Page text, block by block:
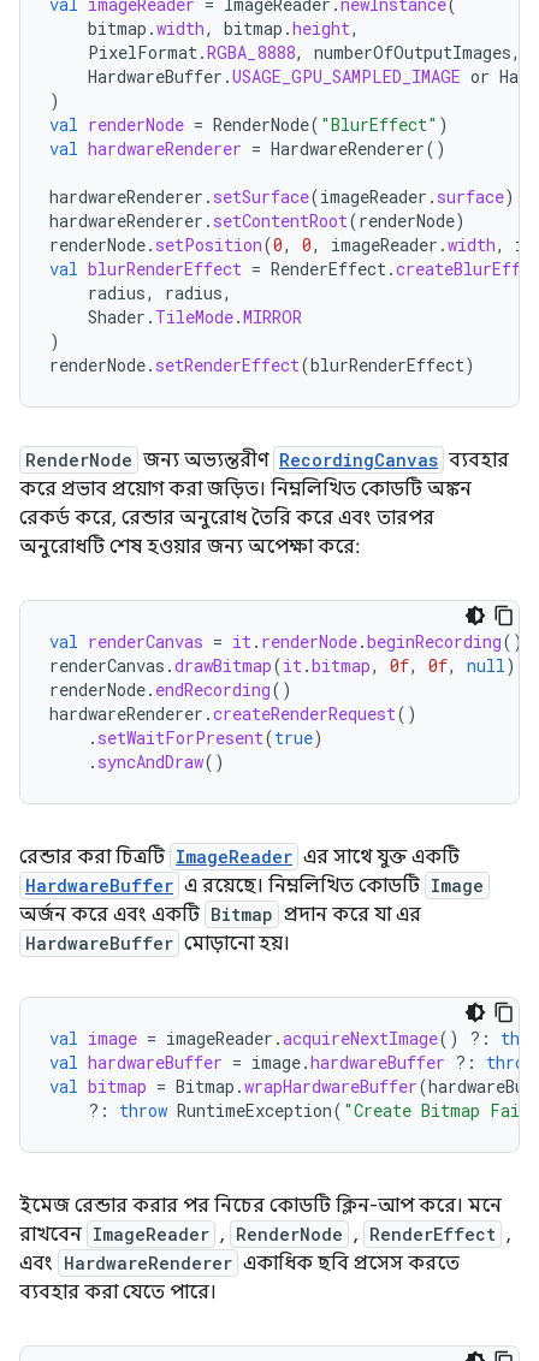
bitmap .width, bitmap .height,
PixelFormat.RGBA_8888, numberOfOutputImages,
HardwareBuffer .USAGE_GPU_SAMPLED_IMAGE or
)
val renderNode = RenderNode( "BlurEffect" )
val hardwareRenderer = HardwareRenderer()
hardwareRenderer . setSurface(imageReader . surface)
hardwareRenderer . setContentRoot(renderNode)
renderNode. setPosition(0, 0, imageReader .width,
val blurRenderEffect = RenderEffect.
radius, radius,
Shader . TileMode.MIRROR
)
renderNode. setRenderEffect(blurRenderEffect)
RenderNode জন্য অভ্যন্তরীণ RecordingCanvas ব্যবহার
করে প্রভাব প্রয়োগ করা জড়িত। নিম্নলিখিত কোডটি অঙ্কন
রেকর্ড করে, রেন্ডার অনুরোধ তৈরি করে এবং তারপর
অনুরোধটি শেষ হওয়ার জন্য অপেক্ষা করে:
val renderCanvas = it. renderNode.beginRecording()
renderCanvas .drawBitmap(it.bitmap, 0f, 0f, null)
renderNode. endRecording()
hardwareRenderer .createRenderRequest()
. setWaitForPresent(true)
. syncAndDraw()
রেন্ডার করা চিত্রটি ImageReader এর সাথে যুক্ত একটি
HardwareBuffer এ রয়েছে। নিম্নলিখিত কোডটি Image
অর্জন করে এবং একটি Bitmap প্রদান করে যা এর
HardwareBuffer মোড়ানো হয়।
val image = imageReader .acquireNextImage() ?:
val hardwareBuffer = image.hardwareBuffer ?:
throw
val bitmap = Bitmap .wrapHardwareBuffer(
?:
throw RuntimeException( "Create Bitmap
ইমেজ রেন্ডার করার পর নিচের কোডটি ক্লিন-আপ করে। মনে
রাখবেন ImageReader , RenderNode , RenderEffect ,
এবং HardwareRenderer একাধিক ছবি প্রসেস করতে
ব্যবহার করা যেতে পারে।